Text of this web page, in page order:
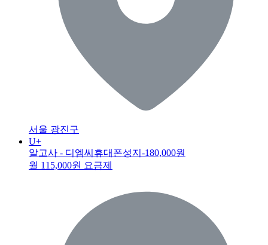
서울 광진구
U+
알고사 - 디엠씨휴대폰성지 -180,000원
월 115,000원 요금제